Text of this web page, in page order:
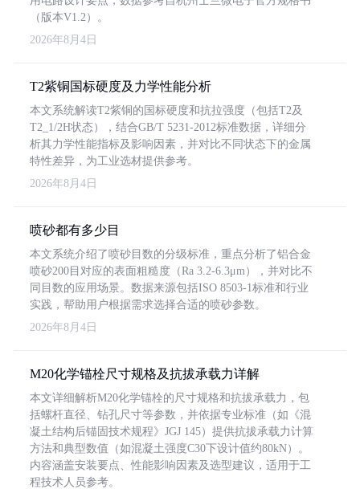
（版本V1.2）。
2026年8月4日
T2紫铜国标硬度及力学性能分析
本文系统解读T2紫铜的国标硬度和抗拉强度（包括T2及
T2_1/2H状态），结合GB/T 5231-2012标准数据，详细分
析其力学性能指标及影响因素，并对比不同状态下的金属
特性差异，为工业选材提供参考。
2026年8月4日
喷砂都有多少目
本文系统介绍了喷砂目数的分级标准，重点分析了铝合金
喷砂200目对应的表面粗糙度（Ra 3.2-6.3μm），并对比不
同目数的应用场景。数据来源包括ISO 8503-1标准和行业
实践，帮助用户根据需求选择合适的喷砂参数。
2026年8月4日
M20化学锚栓尺寸规格及抗拔承载力详解
本文详细解析M20化学锚栓的尺寸规格和抗拔承载力，包
括螺杆直径、钻孔尺寸等参数，并依据专业标准（如《混
凝土结构后锚固技术规程》JGJ 145）提供抗拔承载力计算
方法和典型数值（如混凝土强度C30下设计值约80kN）。
内容涵盖安装要点、性能影响因素及选型建议，适用于工
程技术人员参考。